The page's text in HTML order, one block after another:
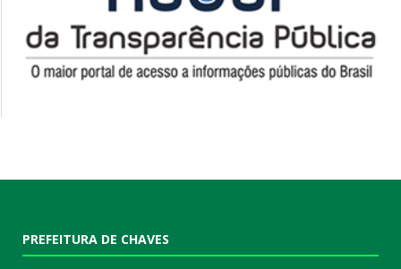
PREFEITURA DE CHAVES